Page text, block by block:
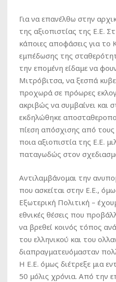
Για να επανέλθω στην
της αξιοπιστίας της Ε.Ε.
κάποιες αποφάσεις για το
εμπέδωσης της
την επομένη είδαμε να
Μιτρόβιτσα, να ξεσπά
προχωρά σε πρόωρες
ακριβώς να συμβαίνει και
εκδηλώθηκε
πίεση απόσχισης από τους
ποια αξιοπιστία της Ε.Ε.
παταγωδώς στον
Αντιλαμβάνομαι την
που ασκείται στην Ε.Ε.,
Εξωτερική Πολιτική –
εθνικές θέσεις που
να βρεθεί κοινός τόπος
του ελληνικού και του
διαπραγματευόμασταν
Η Ε.Ε. όμως διέτρεξε μια
50 μόλις χρόνια. Από την